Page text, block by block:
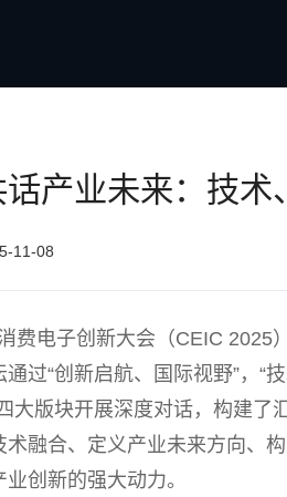
产业未来：技
11-08
费电子创新大会（CEIC
过“创新启航、国际视野”，“
大版块开展深度对话，构建
术融合、定义产业未来方向、
创新的强大动力。